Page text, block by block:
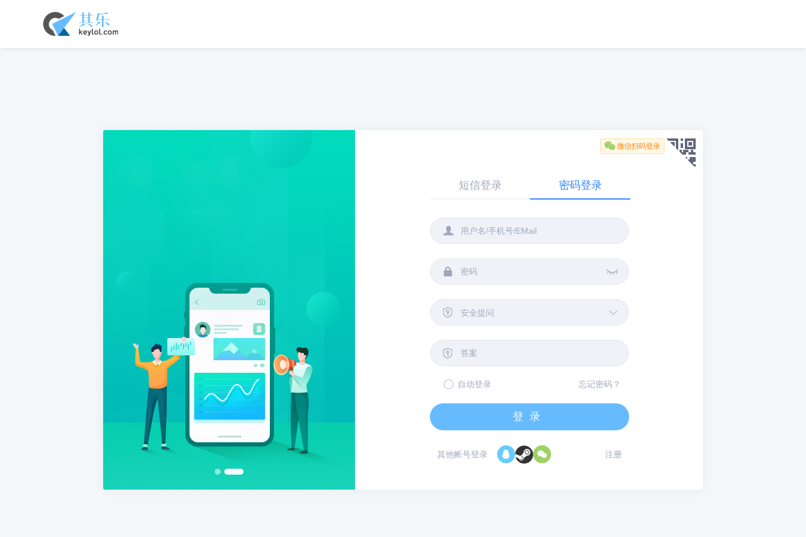
 微信扫码登录
短信登录 密码登录

 
 安全提问 

自动登录 忘记密码？
登录
其他帐号登录   注册